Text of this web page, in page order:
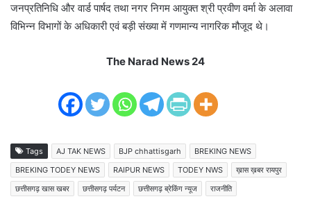
जनप्रतिनिधि और वार्ड पार्षद तथा नगर निगम आयुक्त श्री प्रवीण वर्मा के अलावा
विभिन्न विभागों के अधिकारी एवं बड़ी संख्या में गणमान्य नागरिक मौजूद थे।
The Narad News 24
Tags AJ TAK NEWS BJP chhattisgarh
BREKING NEWS
BREKING TODEY NEWS
RAIPUR NEWS TODEY NWS
ख़ास ख़बर रायपुर
छत्तीसगढ़ खास खबर
छत्तीसगढ़ पर्यटन छत्तीसगढ़ ब्रेकिंग न्यूज राजनीति